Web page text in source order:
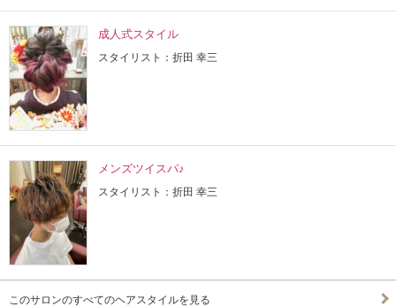
成人式スタイル
スタイリスト：折田 幸三
メンズツイスパ♪
スタイリスト：折田 幸三
このサロンのすべてのヘアスタイルを見る